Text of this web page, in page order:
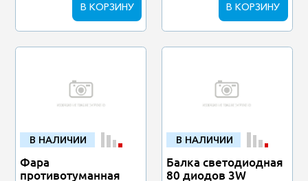
В КОРЗИНУ В КОРЗИНУ
В НАЛИЧИИ
Фара
противотуманная
В НАЛИЧИИ
Балка светодиодная
80 диодов 3W